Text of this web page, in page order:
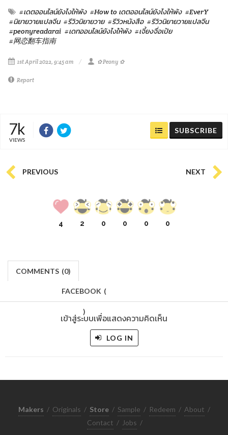
#เดตออนไลน์ยังไงให้พัง #How to เดตออนไลน์ยังไงให้พัง #EverY
#นิยายวายแปลจีน #รีวิวนิยายวาย #รีวิวหนังสือ #รีวิวนิยายวายแปลจีน
#peonyreadarai #เดทออนไลน์ยังไงให้พัง #เจี้ยงจื่อเป้ย
#网恋翻车指南
1st April 2022, 9:45 am ✿ Peony ✿
Report
7k
VIEWS
SUBSCRIBE
PREVIOUS NEXT
4 2 0 0 0 0
COMMENTS (0)
FACEBOOK (
)
เข้าสู่ระบบเพื่อแสดงความคิดเห็น
LOG IN
Makers / Originals / Store / Sample / Redeem / About /
Contact / Jobs /